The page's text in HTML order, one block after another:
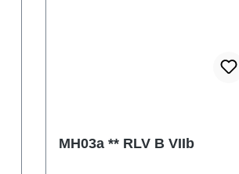
MH03a ** RLV B VIIb